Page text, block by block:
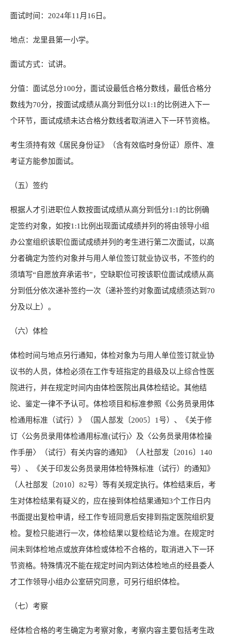
面试时间：2024年11月16日。
地点：龙里县第一小学。
面试方式：试讲。
分值：面试总分100分，面试设最低合格分数线，最低合格分
数线为70分，按面试成绩从高分到低分以1:1的比例进入下一
个环节，面试成绩未达合格分数线者取消进入下一环节资格。
考生须持有效《居民身份证》（含有效临时身份证）原件、准
考证方能参加面试。
（五）签约
根据人才引进职位人数按面试成绩从高分到低分1:1的比例确
定签约对象，如按1:1比例出现面试成绩并列的将由领导小组
办公室组织该职位面试成绩并列的考生进行第二次面试，以高
分者确定为签约对象并与用人单位签订就业协议书，不签约的
须填写“自愿放弃承诺书”，空缺职位可按该职位面试成绩从高
分到低分依次递补签约一次（递补签约对象面试成绩须达到70
分及以上）。
（六）体检
体检时间与地点另行通知，体检对象为与用人单位签订就业协
议书的人员，体检必须在工作专班指定的县级及以上综合性医
院进行，并在规定时间内由体检医院出具体检结论。其他结
论、鉴定一律不予认可。体检项目和标准参照《公务员录用体
检通用标准（试行）》（国人部发〔2005〕1号）、《关于修
订〈公务员录用体检通用标准(试行)〉及〈公务员录用体检操
作手册〉（试行）有关内容的通知》（人社部发〔2016〕140
号）、《关于印发公务员录用体检特殊标准（试行）的通知》
（人社部发〔2010〕82号）等有关规定执行。体检结束后，考
生对体检结果有疑义的，应在接到体检结果通知3个工作日内
书面提出复检申请，经工作专班同意后安排到指定医院组织复
检。复检只能进行一次，体检结果以复检结论为准。在规定时
间未到体检地点或放弃体检或体检不合格的，取消进入下一环
节资格。特殊情况不能在规定时间内到达体检地点的经县委人
才工作领导小组办公室研究同意，可另行组织体检。
（七）考察
经体检合格的考生确定为考察对象，考察内容主要包括考生政